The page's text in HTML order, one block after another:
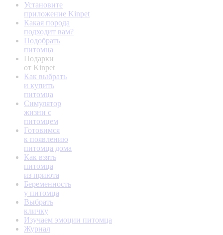
Установите
приложение Kinpet
Какая порода
подходит вам?
Подобрать
питомца
Подарки
от Kinpet
Как выбрать
и купить
питомца
Симулятор
жизни с
питомцем
Готовимся
к появлению
питомца дома
Как взять
питомца
из приюта
Беременность
у питомца
Выбрать
кличку
Изучаем эмоции питомца
Журнал